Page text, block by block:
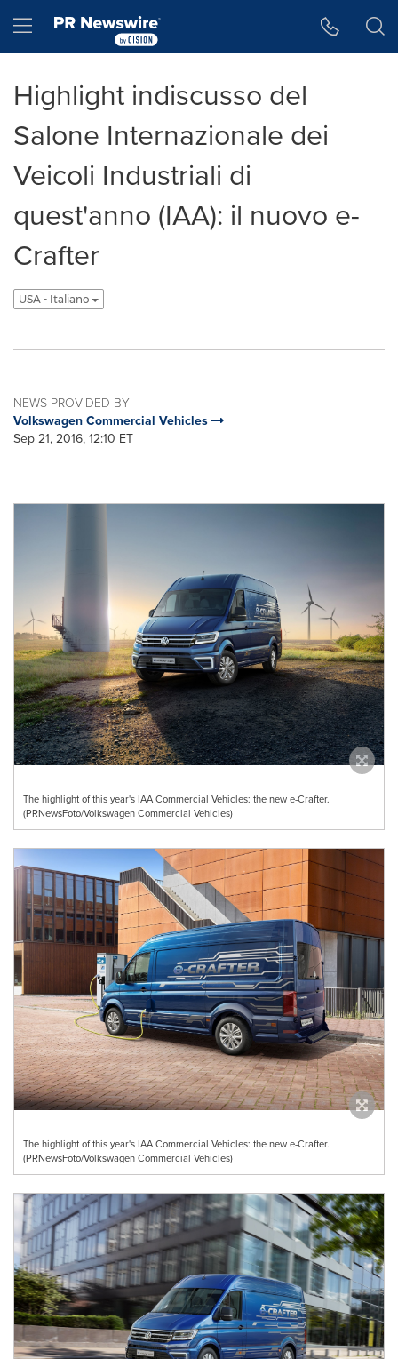
Hamburger menu
Highlight indiscusso del
Salone Internazionale dei
Veicoli Industriali di
quest'anno (IAA): il nuovo e-
Crafter
USA - Italiano
NEWS PROVIDED BY
Volkswagen Commercial Vehicles
Sep 21, 2016, 12:10 ET
The highlight of this year's IAA Commercial Vehicles: the new e-Crafter.
(PRNewsFoto/Volkswagen Commercial Vehicles)
The highlight of this year's IAA Commercial Vehicles: the new e-Crafter.
(PRNewsFoto/Volkswagen Commercial Vehicles)